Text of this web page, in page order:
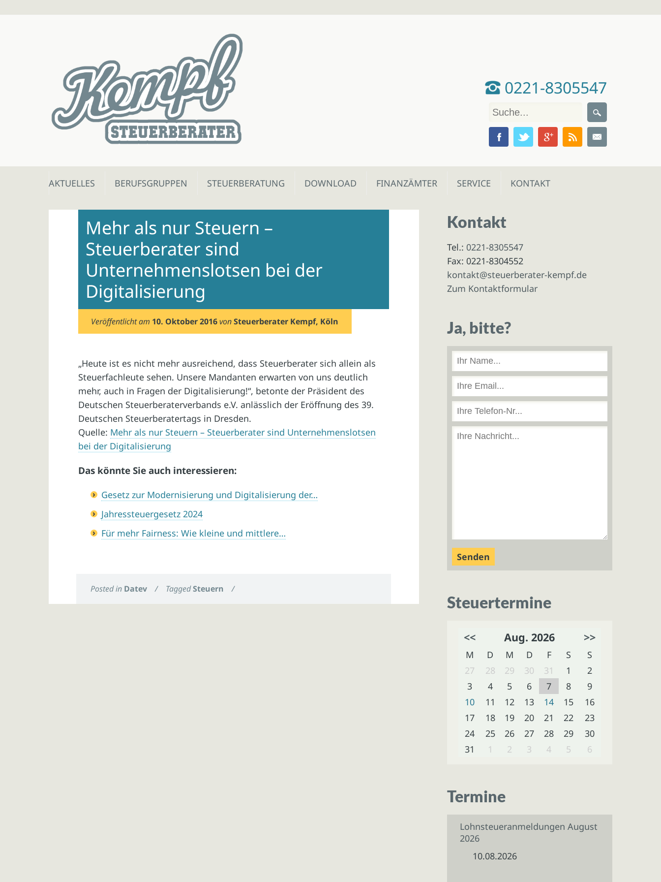
0221-8305547
Skip
AKTUELLES BERUFSGRUPPEN STEUERBERATUNG DOWNLOAD FINANZÄMTER SERVICE KONTAKT
Mehr als nur Steuern –
Steuerberater sind
Unternehmenslotsen bei der
Digitalisierung
Veröffentlicht am 10. Oktober 2016 vonSteuerberater Kempf, Köln
„Heute ist es nicht mehr ausreichend, dass Steuerberater sich allein als
Steuerfachleute sehen. Unsere Mandanten erwarten von uns deutlich
mehr, auch in Fragen der Digitalisierung!“, betonte der Präsident des
Deutschen Steuerberaterverbands e.V. anlässlich der Eröffnung des 39.
Deutschen Steuerberatertags in Dresden.
Quelle: Mehr als nur Steuern – Steuerberater sind Unternehmenslotsen
bei der Digitalisierung
Das könnte Sie auch interessieren:
Gesetz zur Modernisierung und Digitalisierung der…
Jahressteuergesetz 2024
Für mehr Fairness: Wie kleine und mittlere…
Posted in Datev / TaggedSteuern /
Kontakt
Tel.: 0221-8305547
Fax: 0221-8304552
kontakt@steuerberater-kempf.de
Zum Kontaktformular
Ja, bitte?
Steuertermine
<< Aug. 2026 >>
M D M D F S
S
27
28 29 30 31 1
2
3
4 5 6 7 8
9
10
11 12 13 14 15
16
17
18 19 20 21 22
23
24
25 26 27 28 29
30
31
1 2 3 4 5 6
Termine
Lohnsteueranmeldungen August
2026
10.08.2026